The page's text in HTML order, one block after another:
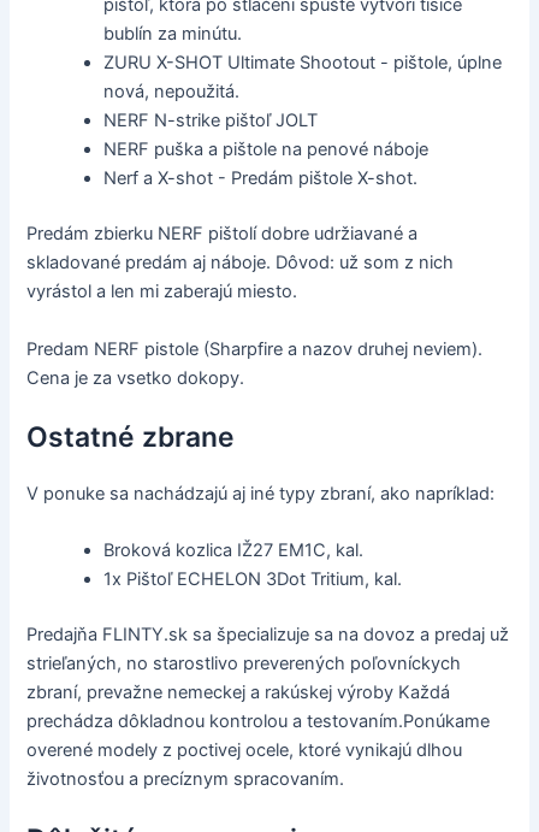
pištoľ, ktorá po stlačení spúšte vytvorí tisíce
bublín za minútu.
ZURU X-SHOT Ultimate Shootout - pištole, úplne
nová, nepoužitá.
NERF N-strike pištoľ JOLT
NERF puška a pištole na penové náboje
Nerf a X-shot - Predám pištole X-shot.
Predám zbierku NERF pištolí dobre udržiavané a
skladované predám aj náboje. Dôvod: už som z nich
vyrástol a len mi zaberajú miesto.
Predam NERF pistole (Sharpfire a nazov druhej neviem).
Cena je za vsetko dokopy.
Ostatné zbrane
V ponuke sa nachádzajú aj iné typy zbraní, ako napríklad:
Broková kozlica IŽ27 EM1C, kal.
1x Pištoľ ECHELON 3Dot Tritium, kal.
Predajňa FLINTY.sk sa špecializuje sa na dovoz a predaj už
strieľaných, no starostlivo preverených poľovníckych
zbraní, prevažne nemeckej a rakúskej výroby Každá
prechádza dôkladnou kontrolou a testovaním.Ponúkame
overené modely z poctivej ocele, ktoré vynikajú dlhou
životnosťou a precíznym spracovaním.